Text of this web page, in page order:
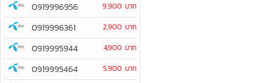
0919996956 9,900 บาท
0919996361 2,900 บาท
0919995944 4,900 บาท
0919995464 5,900 บาท